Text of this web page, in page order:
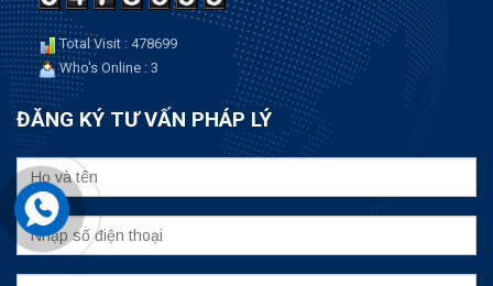
Total Visit : 478699
Who's Online : 3
ĐĂNG KÝ TƯ VẤN PHÁP LÝ